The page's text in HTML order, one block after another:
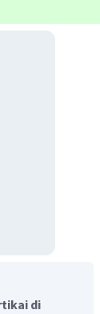
di